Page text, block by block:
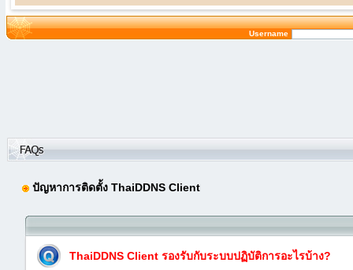
Username
ปัญหาการติดตั้ง ThaiDDNS Client
ThaiDDNS Client รองรับกับระบบปฏิบัติการอะไรบ้าง?